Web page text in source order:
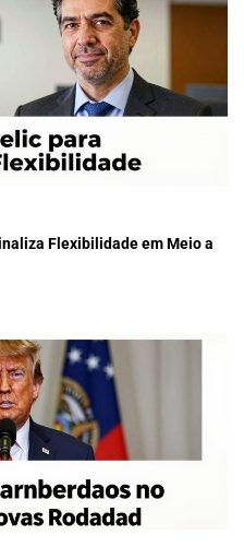
Flexibilidade em Meio a